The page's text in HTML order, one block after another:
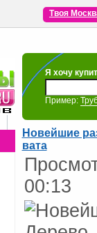
Твоя
Я хочу
Пример:
Новейшие
вата
00:13